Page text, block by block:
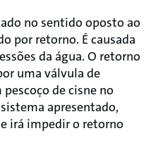
no sentido oposto ao
por retorno. É causada
da água. O retorno
uma válvula de
de cisne no
apresentado,
irá impedir o retorno